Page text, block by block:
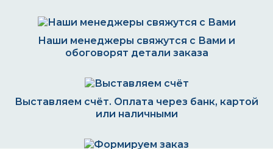
Наши менеджеры свяжутся с Вами и
обоговорят детали заказа
Выставляем счёт. Оплата через банк, картой
или наличными